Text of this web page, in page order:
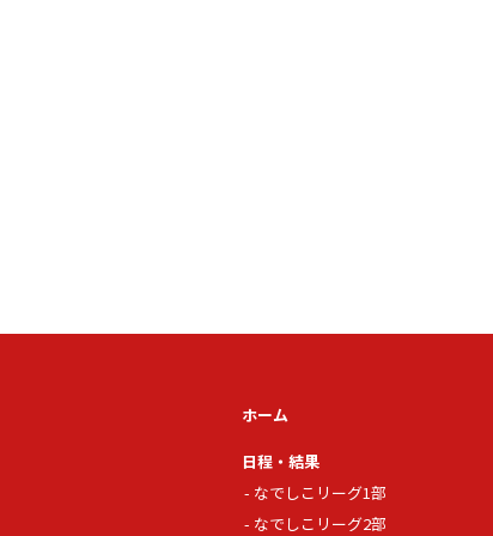
ホーム
日程・結果
なでしこリーグ1部
なでしこリーグ2部